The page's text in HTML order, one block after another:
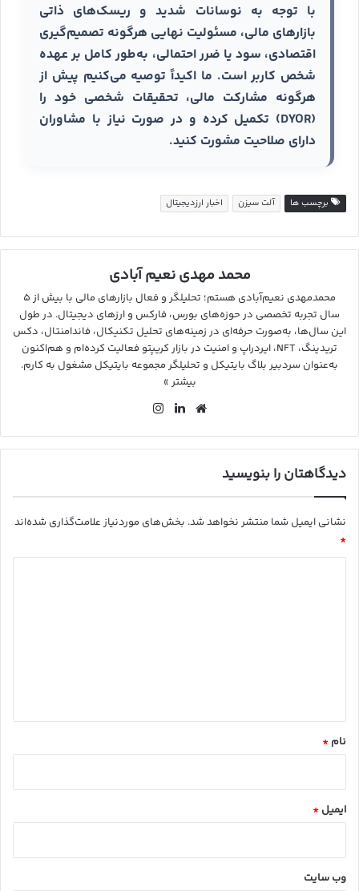
با توجه به نوسانات شدید و ریسک‌های ذاتی
بازارهای مالی، مسئولیت نهایی هرگونه تصمیم‌گیری
اقتصادی، سود یا ضرر احتمالی، به‌طور کامل بر عهده
شخص کاربر است. ما اکیداً توصیه می‌کنیم پیش از
هرگونه مشارکت مالی، تحقیقات شخصی خود را
(DYOR) تکمیل کرده و در صورت نیاز با مشاوران
دارای صلاحیت مشورت کنید.
برچسب ها آلت سیزن اخبار ارزدیجیتال
محمد مهدی نعیم آبادی
محمدمهدی نعیم‌آبادی هستم؛ تحلیلگر و فعال بازارهای مالی با بیش از ۵
سال تجربه تخصصی در حوزه‌های بورس، فارکس و ارزهای دیجیتال. در طول
این سال‌ها، به‌صورت حرفه‌ای در زمینه‌های تحلیل تکنیکال، فاندامنتال، دکس
تریدینگ، NFT، ایردراپ و امنیت در بازار کریپتو فعالیت کرده‌ام و هم‌اکنون
به‌عنوان سردبیر بلاگ بایتیکل و تحلیلگر مجموعه بایتیکل مشغول به کارم.
بیشتر »
وب
ت
لین
ین گرا
دیدگاهتان را بنویسید
نشانی ایمیل شما منتشر نخواهد شد. بخش‌های موردنیاز علامت‌گذاری شده‌اند
*
نام *
ایمیل *
وب‌ سایت